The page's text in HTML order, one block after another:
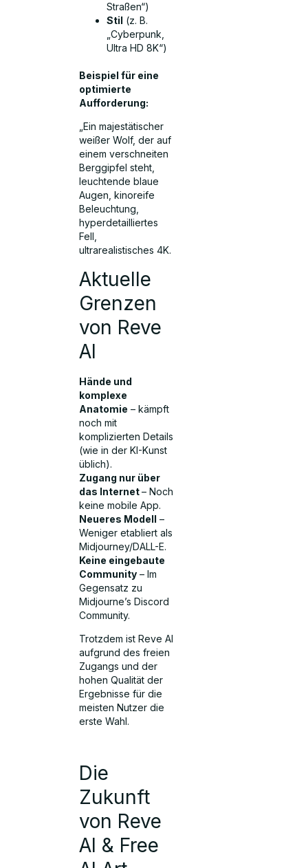
Straßen“)
Stil (z. B.
„Cyberpunk,
Ultra HD 8K“)
Beispiel für eine
optimierte
Aufforderung:
„Ein majestätischer
weißer Wolf, der auf
einem verschneiten
Berggipfel steht,
leuchtende blaue
Augen, kinoreife
Beleuchtung,
hyperdetailliertes
Fell,
ultrarealistisches 4K.
Aktuelle
Grenzen
von Reve
AI
Hände und
komplexe
Anatomie – kämpft
noch mit
komplizierten Details
(wie in der KI-Kunst
üblich).
Zugang nur über
das Internet– Noch
keine mobile App.
Neueres Modell –
Weniger etabliert als
Midjourney/DALL-E.
Keine eingebaute
Community – Im
Gegensatz zu
Midjourne’s Discord
Community.
Trotzdem ist Reve AI
aufgrund des freien
Zugangs und der
hohen Qualität der
Ergebnisse für die
meisten Nutzer die
erste Wahl.
Die
Zukunft
von Reve
AI & Free